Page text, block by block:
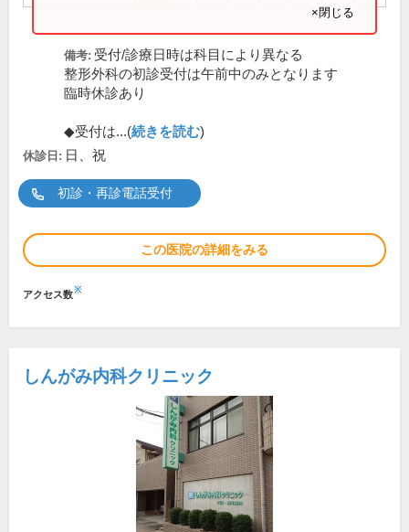
×閉じる
備考: 受付/診療日時は科目により異なる
整形外科の初診受付は午前中のみとなります
臨時休診あり
◆受付は...(続きを読む)
休診日: 日、祝
初診・再診電話受付
この医院の詳細をみる
アクセス数※
しんがみ内科クリニック